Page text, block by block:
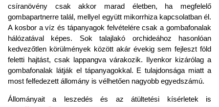
csíranövény csak akkor marad életben, ha megfelelő
gombapartnerre talál, mellyel együtt mikorrhiza kapcsolatban él.
A kosbor a víz és tápanyagok felvételére csak a gombafonalak
hálózatával képes. Sok talajlakó orchideához hasonlóan
kedvezőtlen körülmények között akár évekig sem fejleszt föld
feletti hajtást, csak lappangva várakozik. Ilyenkor kizárólag a
gombafonalak látják el tápanyagokkal. E tulajdonsága miatt a
most felfedezett állomány is vélhetően nagyobb egyedszámú.
Állományait a leszedés és az átültetési kísérletek is